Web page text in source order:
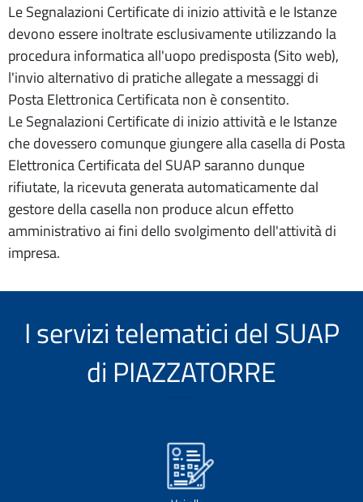
Le Segnalazioni Certificate di inizio attività e le Istanze
devono essere inoltrate esclusivamente utilizzando la
procedura informatica all'uopo predisposta (Sito web),
l'invio alternativo di pratiche allegate a messaggi di
Posta Elettronica Certificata non è consentito.
Le Segnalazioni Certificate di inizio attività e le Istanze
che dovessero comunque giungere alla casella di Posta
Elettronica Certificata del SUAP saranno dunque
rifiutate, la ricevuta generata automaticamente dal
gestore della casella non produce alcun effetto
amministrativo ai fini dello svolgimento dell'attività di
impresa.
I servizi telematici del SUAP
di PIAZZATORRE